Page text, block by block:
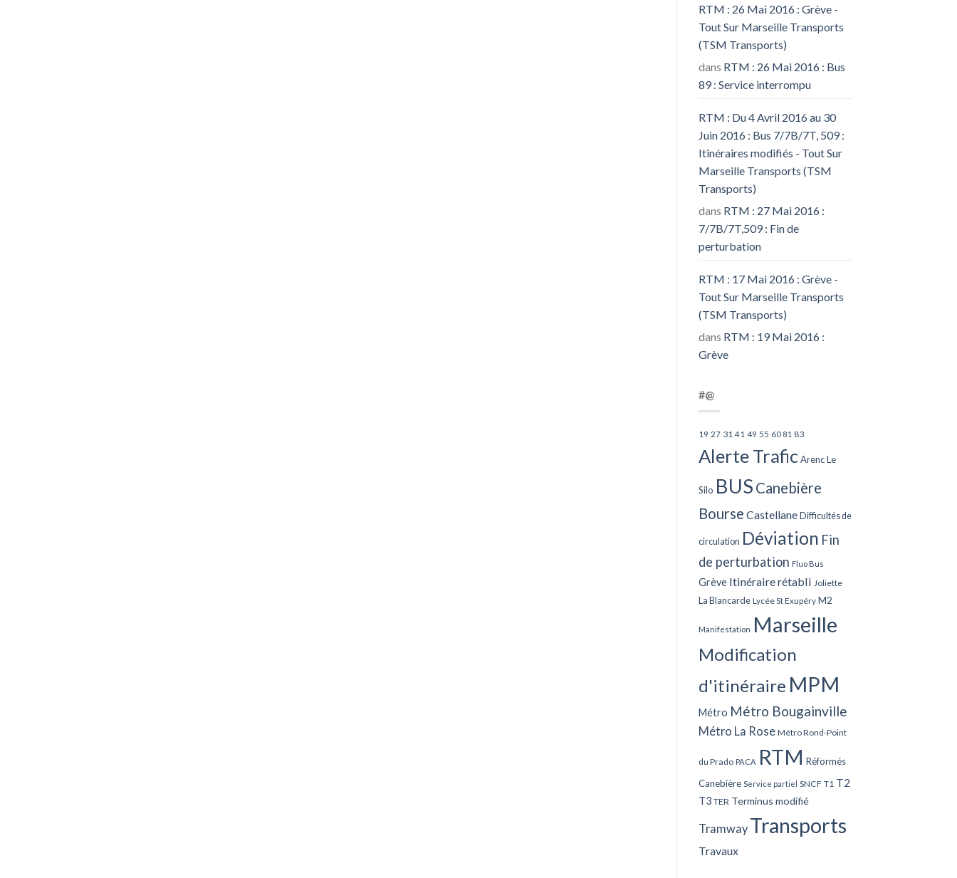
RTM : 26 Mai 2016 : Grève -
Tout Sur Marseille Transports
(TSM Transports)
dans RTM : 26 Mai 2016 : Bus
89 : Service interrompu
RTM : Du 4 Avril 2016 au 30
Juin 2016 : Bus 7/7B/7T, 509 :
Itinéraires modifiés - Tout Sur
Marseille Transports (TSM
Transports)
dans RTM : 27 Mai 2016 :
7/7B/7T,509 : Fin de
perturbation
RTM : 17 Mai 2016 : Grève -
Tout Sur Marseille Transports
(TSM Transports)
dans RTM : 19 Mai 2016 :
Grève
#@
19 27 31 41 49 55 60 81 83
Alerte Trafic Arenc Le
Silo BUS Canebière
Bourse Castellane Difficultés de
circulation Déviation Fin
de perturbation Fluo Bus
Grève Itinéraire rétabli Joliette
La Blancarde Lycée St Exupéry M2
Manifestation Marseille
Modification
d'itinéraire MPM
Métro Métro Bougainville
Métro La Rose Métro Rond-Point
du Prado PACA RTM Réformés
Canebière Service partiel SNCF T1 T2
T3 TER Terminus modifié
Tramway Transports
Travaux